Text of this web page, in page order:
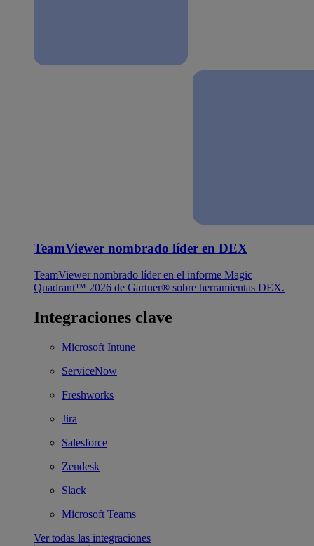
TeamViewer nombrado líder en DEX
TeamViewer nombrado líder en el informe Magic
Quadrant™ 2026 de Gartner® sobre herramientas DEX.
Integraciones clave
Microsoft Intune
ServiceNow
Freshworks
Jira
Salesforce
Zendesk
Slack
Microsoft Teams
Ver todas las integraciones